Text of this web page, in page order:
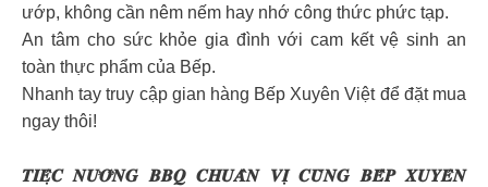
ướp, không cần nêm nếm hay nhớ công thức phức tạp.
An tâm cho sức khỏe gia đình với cam kết vệ sinh an
toàn thực phẩm của Bếp.
Nhanh tay truy cập gian hàng Bếp Xuyên Việt để đặt mua
ngay thôi!
𝑻𝑰𝑬̣̂𝑪 𝑵𝑼̛𝑶̛́𝑵𝑮 𝑩𝑩𝑸 𝑪𝑯𝑼𝑨̂̉𝑵 𝑽𝑰̣ 𝑪𝑼̀𝑵𝑮 𝑩𝑬̂́𝑷 𝑿𝑼𝒀𝑬̂𝑵